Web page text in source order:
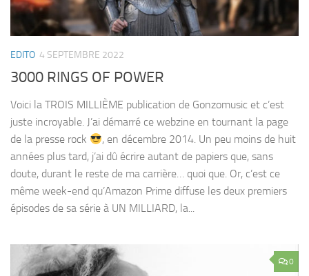
EDITO 4 SEPTEMBRE 2022
3000 RINGS OF POWER
Voici la TROIS MILLIÈME publication de Gonzomusic et c’est
juste incroyable. J’ai démarré ce webzine en tournant la page
de la presse rock
, en décembre 2014. Un peu moins de huit
années plus tard, j’ai dû écrire autant de papiers que, sans
doute, durant le reste de ma carrière… quoi que. Or, c’est ce
même week-end qu’Amazon Prime diffuse les deux premiers
épisodes de sa série à UN MILLIARD, la...
0